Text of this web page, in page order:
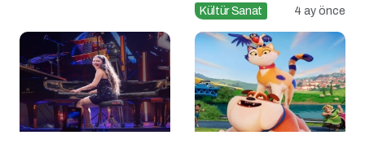
Gösterimle Sahne Alıyor!
Kültür Sanat 4 ay önce